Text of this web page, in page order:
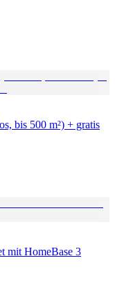
bis 500 m²) + gratis
mit HomeBase 3